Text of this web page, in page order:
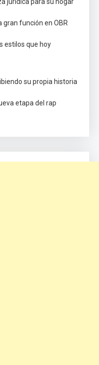
gran función en OBR
estilos que hoy
su propia historia
etapa del rap